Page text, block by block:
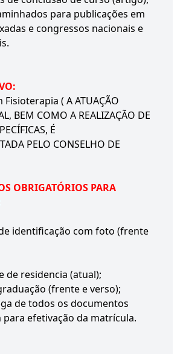
para publicações em
e congressos nacionais e
Fisioterapia ( A ATUAÇÃO
BEM COMO A REALIZAÇÃO DE
É
PELO CONSELHO DE
OBRIGATÓRIOS PARA
identificação com foto (frente
de residencia (atual);
(frente e verso);
de todos os documentos
efetivação da matrícula.